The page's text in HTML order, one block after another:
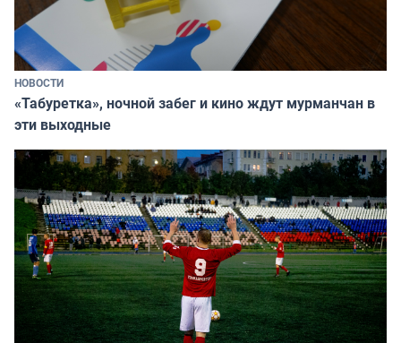
НОВОСТИ
«Табуретка», ночной забег и кино ждут мурманчан в
эти выходные